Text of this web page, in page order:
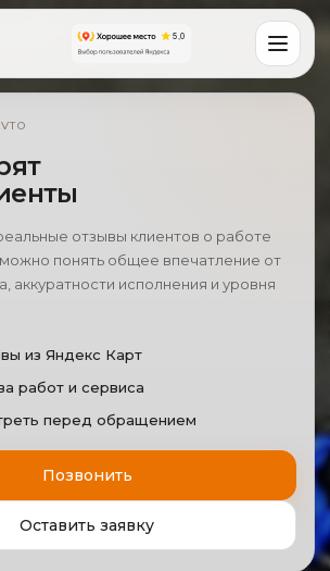
отзывы клиентов о работе
понять общее впечатление от
аккуратности исполнения и уровня
из Яндекс Карт
работ и сервиса
перед обращением
Позвонить
Оставить заявку
заявку и мы свяжемся
в ближайшее время